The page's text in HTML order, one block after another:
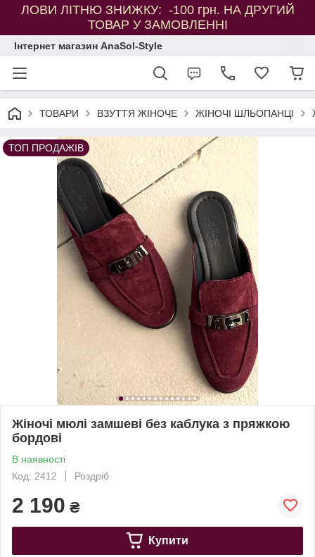
ЛОВИ ЛІТНЮ ЗНИЖКУ: -100 грн. НА ДРУГИЙ
ТОВАР У ЗАМОВЛЕННІ
Інтернет магазин AnaSol-Style
ТОВАРИ ВЗУТТЯ ЖІНОЧЕ ЖІНОЧІ ШЛЬОПАНЦІ
ТОП ПРОДАЖІВ
Жіночі мюлі замшеві без каблука з пряжкою
бордові
В наявності
Код: 2412
Роздріб
2 190 ₴
Купити